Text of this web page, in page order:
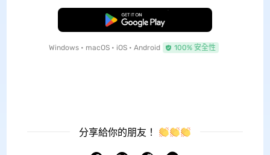
免費下載
Windows • macOS • iOS • Android 100% 安全性
分享給你的朋友！